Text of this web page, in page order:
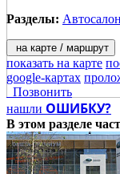
Разделы:
на карте / маршрут
показать на карте
google-картах
Позвонить
нашли ОШИБКУ?
В этом разделе